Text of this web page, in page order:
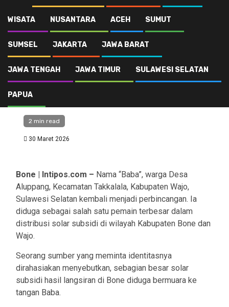
WISATA NUSANTARA ACEH SUMUT
SUMSEL JAKARTA JAWA BARAT
JAWA TENGAH JAWA TIMUR SULAWESI SELATAN
PAPUA
Diduga Kuasai Solar
Subsidi di Bone,
“Baba” Disorot
2 min read
30 Maret 2026
Bone | Intipos.com – Nama “Baba”, warga Desa
Aluppang, Kecamatan Takkalala, Kabupaten Wajo,
Sulawesi Selatan kembali menjadi perbincangan. Ia
diduga sebagai salah satu pemain terbesar dalam
distribusi solar subsidi di wilayah Kabupaten Bone dan
Wajo.
Seorang sumber yang meminta identitasnya
dirahasiakan menyebutkan, sebagian besar solar
subsidi hasil langsiran di Bone diduga bermuara ke
tangan Baba.